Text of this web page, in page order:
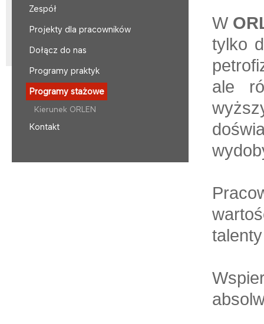
Zespół
Projekty dla pracowników
Dołącz do nas
Programy praktyk
Programy stażowe
Kierunek ORLEN
Kontakt
W
tylko
ale